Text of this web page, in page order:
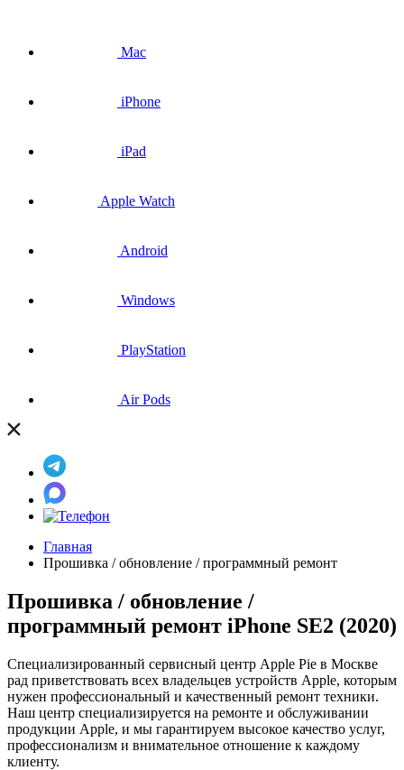
Mac
iPhone
iPad
Apple Watch
Android
Windows
PlayStation
Air Pods
Главная
Прошивка / обновление / программный ремонт
Прошивка / обновление /
программный ремонт iPhone SE2 (2020)
Специализированный сервисный центр Apple Pie в Москве
рад приветствовать всех владельцев устройств Apple, которым
нужен профессиональный и качественный ремонт техники.
Наш центр специализируется на ремонте и обслуживании
продукции Apple, и мы гарантируем высокое качество услуг,
профессионализм и внимательное отношение к каждому
клиенту.